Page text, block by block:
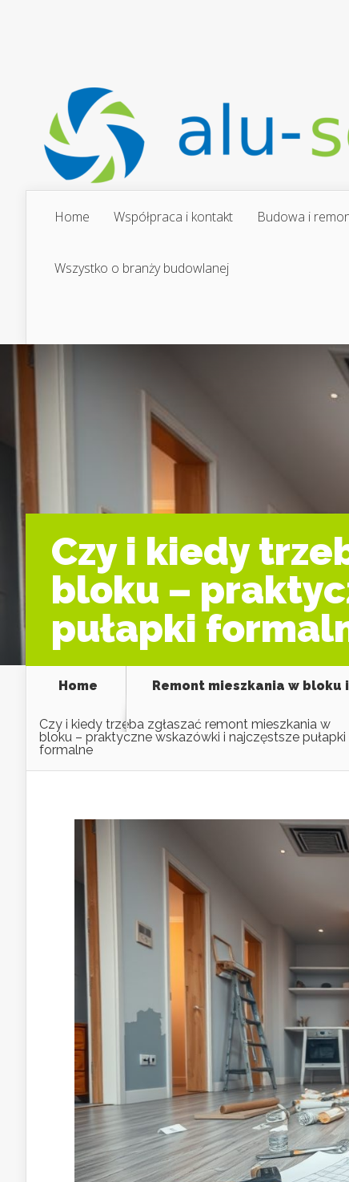
Home Współpraca i kontakt Budowa i
Wszystko o branży budowlanej
Czy i kiedy
bloku –
pułapki
Home Remont mieszkania w bloku
Czy i kiedy trzeba zgłaszać remont mieszkania w
bloku – praktyczne wskazówki i najczęstsze pułapki
formalne